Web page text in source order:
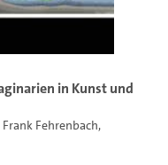
in Kunst und
Frank Fehrenbach,